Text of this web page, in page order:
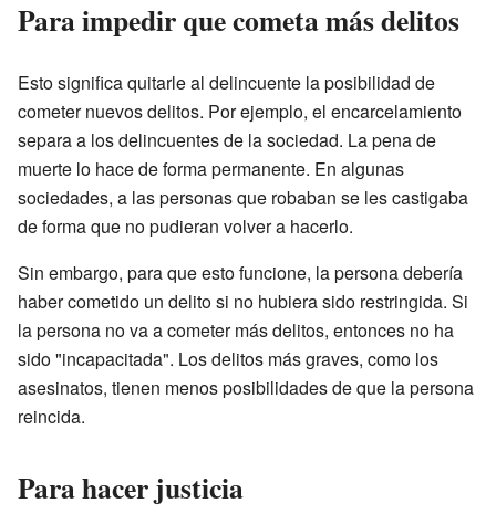
Para impedir que cometa más delitos
Esto significa quitarle al delincuente la posibilidad de
cometer nuevos delitos. Por ejemplo, el encarcelamiento
separa a los delincuentes de la sociedad. La pena de
muerte lo hace de forma permanente. En algunas
sociedades, a las personas que robaban se les castigaba
de forma que no pudieran volver a hacerlo.
Sin embargo, para que esto funcione, la persona debería
haber cometido un delito si no hubiera sido restringida. Si
la persona no va a cometer más delitos, entonces no ha
sido "incapacitada". Los delitos más graves, como los
asesinatos, tienen menos posibilidades de que la persona
reincida.
Para hacer justicia